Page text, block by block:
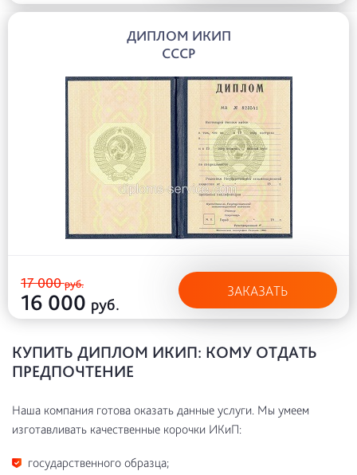
ДИПЛОМ ИКИП
СССР
17 000руб.
16 000 руб.
ЗАКАЗАТЬ
КУПИТЬ ДИПЛОМ ИКИП: КОМУ ОТДАТЬ
ПРЕДПОЧТЕНИЕ
Наша компания готова оказать данные услуги. Мы умеем
изготавливать качественные корочки ИКиП:
государственного образца;